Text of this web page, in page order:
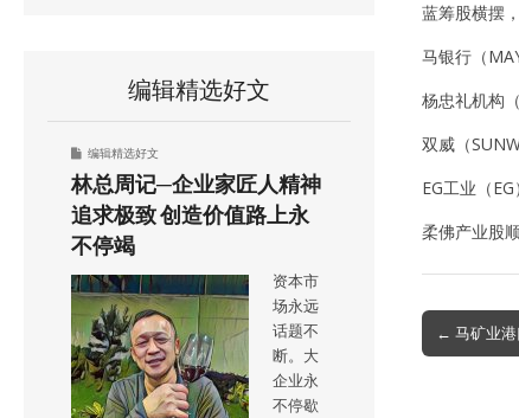
蓝筹股横摆
马银行（
杨忠礼机构
双威（
EG工业（
柔佛产业股
Post
navigation
← 马矿业港
编辑精选好文
编辑精选好文
林总周记─企业家匠人精神
追求极致 创造价值路上永
不停竭
资本市
场永远
话题不
断。大
企业永
不停歇